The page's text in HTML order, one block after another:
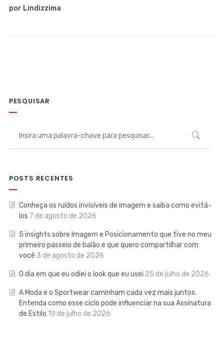
por Lindizzima
PESQUISAR
POSTS RECENTES
Conheça os ruídos invisíveis de imagem e saiba como evitá-
los 7 de agosto de 2026
5 insights sobre Imagem e Posicionamento que tive no meu
primeiro passeio de balão e que quero compartilhar com
você 3 de agosto de 2026
O dia em que eu odiei o look que eu usei 25 de julho de 2026
A Moda e o Sportwear caminham cada vez mais juntos.
Entenda como esse ciclo pode influenciar na sua Assinatura
de Estilo 19 de julho de 2026